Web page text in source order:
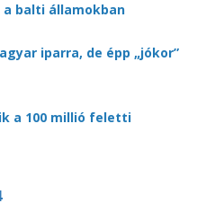
balti államokban
iparra, de épp „jókor”
a 100 millió feletti